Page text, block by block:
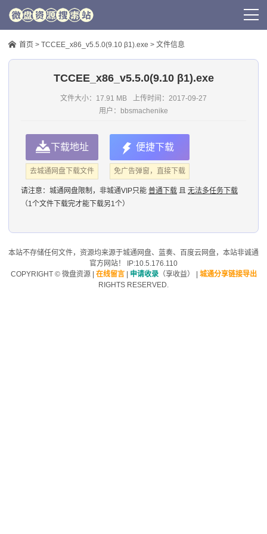
首页 > TCCEE_x86_v5.5.0(9.10 β1).exe > 文件信息
TCCEE_x86_v5.5.0(9.10 β1).exe
文件大小：17.91 MB 上传时间： 2017-09-27
用户： bbsmachenike
下载地址
去城通网盘下载文件
便捷下载
免广告弹窗，直接下载
请注意： 城通网盘限制，非城通VIP只能 普通下载 且 无法多任务下载
（1个文件下载完才能下载另1个）
本站不存储任何文件，资源均来源于城通网盘、蓝奏、 百度云网盘，本站非诚通
官方网站！ IP:10.5.176.110
COPYRIGHT © 微盘资源| 在线留言| 申请收录（享收益）
城通分享链接导出
RIGHTS RESERVED.